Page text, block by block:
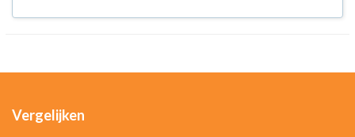
Vergelijken